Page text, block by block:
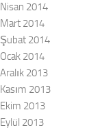
Nisan 2014
Mart 2014
Şubat 2014
Ocak 2014
Aralık 2013
Kasım 2013
Ekim 2013
Eylül 2013